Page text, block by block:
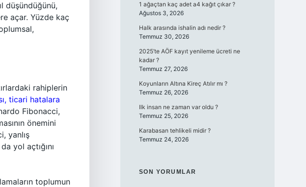
düşündüğünü,
açar. Yüzde kaç
rahiplerin
ticari hatalara
Fibonacci,
önemini
yanlış
yol açtığını
toplumun
1 ağaçtan kaç adet a4 kağıt çıkar ?
Ağustos 3, 2026
Halk arasında ishalin adı nedir ?
Temmuz 30, 2026
2025’te AÖF kayıt yenileme ücreti ne
kadar ?
Temmuz 27, 2026
Koyunların Altına Kireç Atılır mı ?
Temmuz 26, 2026
Ilk insan ne zaman var oldu ?
Temmuz 25, 2026
Karabasan tehlikeli midir ?
Temmuz 24, 2026
SON YORUMLAR